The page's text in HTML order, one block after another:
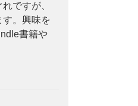
ですが、
す。興味を
書籍や